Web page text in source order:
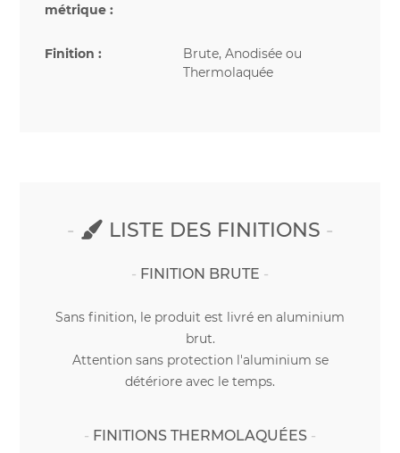
métrique :
Finition :
Brute, Anodisée ou
Thermolaquée
LISTE DES FINITIONS
FINITION BRUTE
Sans finition, le produit est livré en aluminium
brut.
Attention sans protection l'aluminium se
détériore avec le temps.
FINITIONS THERMOLAQUÉES